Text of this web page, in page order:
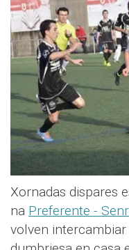
Xornadas dispares
na Preferente -
volven